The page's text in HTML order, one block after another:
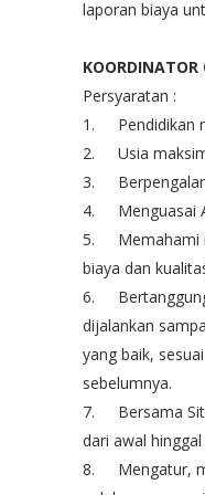
laporan biaya
KOORDINATOR
Persyaratan :
1.
Pendidikan
2.
Usia
3.
4.
Menguasai
5.
Memahami
biaya dan
6.
dijalankan
yang baik,
sebelumnya.
7.
Bersama
dari awal
8.
Mengatur,